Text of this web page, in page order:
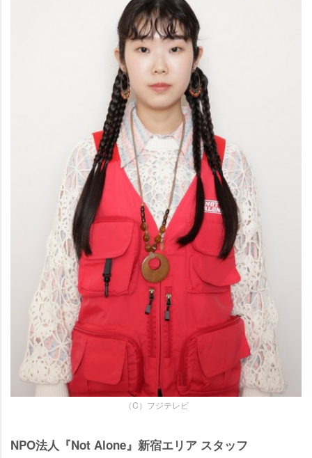
（C）フジテレビ
NPO法人『Not Alone』新宿エリア スタッフ